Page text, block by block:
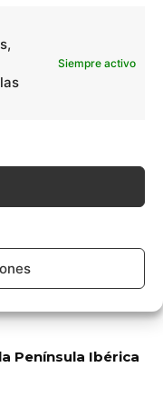
Siempre activo
Península Ibérica